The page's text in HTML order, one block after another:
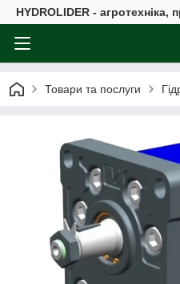
HYDROLIDER -
Товари та послуги